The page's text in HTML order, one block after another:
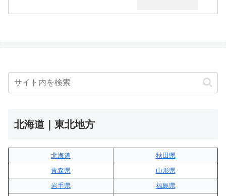
北海道｜東北地方
北海道
秋田県
青森県
山形県
岩手県
福島県